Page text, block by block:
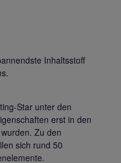
Inhaltsstoff
Star unter den
erst in den
Zu den
sich rund 50